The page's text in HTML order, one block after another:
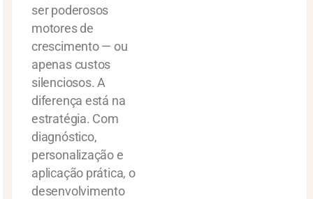
ser poderosos
motores de
crescimento — ou
apenas custos
silenciosos. A
diferença está na
estratégia. Com
diagnóstico,
personalização e
aplicação prática, o
desenvolvimento